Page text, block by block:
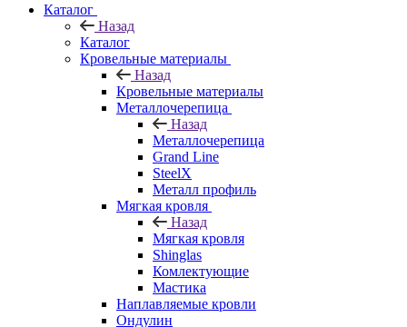
Каталог
Назад
Каталог
Кровельные материалы
Назад
Кровельные материалы
Металлочерепица
Назад
Металлочерепица
Grand Line
SteelX
Металл профиль
Мягкая кровля
Назад
Мягкая кровля
Shinglas
Комлектующие
Мастика
Наплавляемые кровли
Ондулин